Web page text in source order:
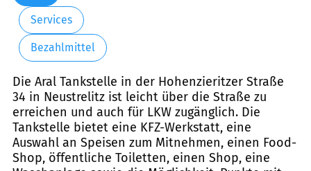
Services
Bezahlmittel
Die Aral Tankstelle in der Hohenzieritzer Straße
34 in Neustrelitz ist leicht über die Straße zu
erreichen und auch für LKW zugänglich. Die
Tankstelle bietet eine KFZ-Werkstatt, eine
Auswahl an Speisen zum Mitnehmen, einen Food-
Shop, öffentliche Toiletten, einen Shop, eine